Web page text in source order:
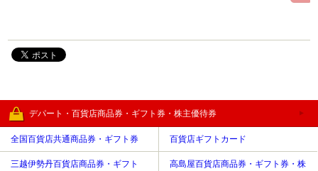
デパート・百貨店商品券・ギフト券・株主優待券
全国百貨店共通商品券・ギフト券 百貨店ギフトカード
三越伊勢丹百貨店商品券・ギフト
高島屋百貨店商品券・ギフト券・株